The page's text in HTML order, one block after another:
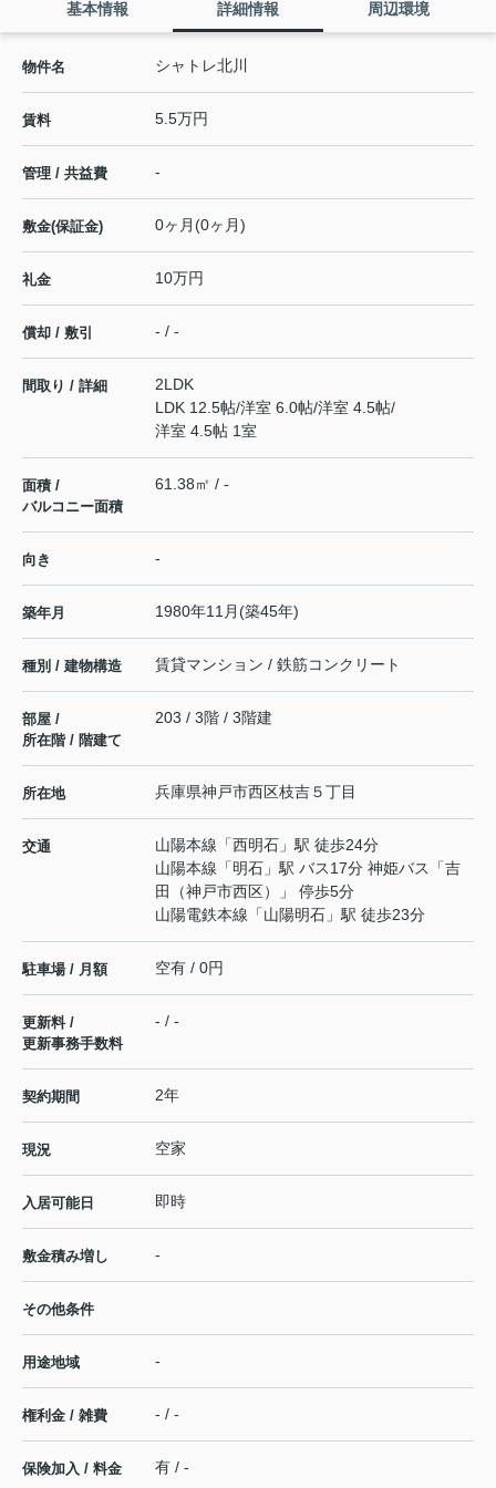
基本情報 詳細情報 周辺環境
物件名 シャトレ北川
賃料 5.5万円
管理 / 共益費 -
敷金(保証金) 0ヶ月(0ヶ月)
礼金 10万円
償却 / 敷引 - / -
間取り / 詳細
2LDK
LDK 12.5帖/洋室 6.0帖/洋室 4.5帖/
洋室 4.5帖 1室
面積 /
バルコニー面積
61.38㎡ / -
向き -
築年月 1980年11月(築45年)
種別 / 建物構造 賃貸マンション / 鉄筋コンクリート
部屋 /
所在階 / 階建て
203 / 3階 / 3階建
所在地 兵庫県神戸市西区枝吉５丁目
交通 山陽本線 「西明石 」駅 徒歩24分
山陽本線 「明石 」駅 バス17分 神姫バス「吉
田（神戸市西区）」 停歩5分
山陽電鉄本線 「山陽明石 」駅 徒歩23分
駐車場 / 月額 空有 / 0円
更新料 /
更新事務手数料
- / -
契約期間 2年
現況 空家
入居可能日 即時
敷金積み増し -
その他条件
用途地域 -
権利金 / 雑費 - / -
保険加入 / 料金 有 / -